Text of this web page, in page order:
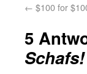
← $100 for
5
Schafs!